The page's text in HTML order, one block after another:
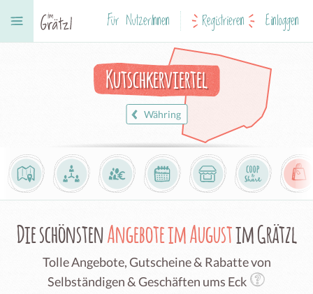
Für NutzerInnen Registrieren Einloggen
Kutschkerviertel
Währing
Die schönstenAngebote im Augustim Grätzl
Tolle Angebote, Gutscheine & Rabatte von
Selbständigen & Geschäften ums Eck